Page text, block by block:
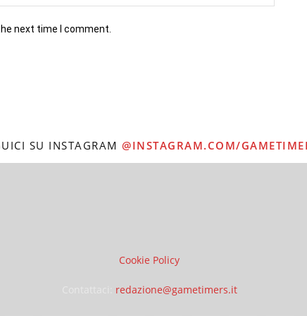
next time I comment.
SU INSTAGRAM @INSTAGRAM.COM/
Cookie Policy
redazione@gametimers.it